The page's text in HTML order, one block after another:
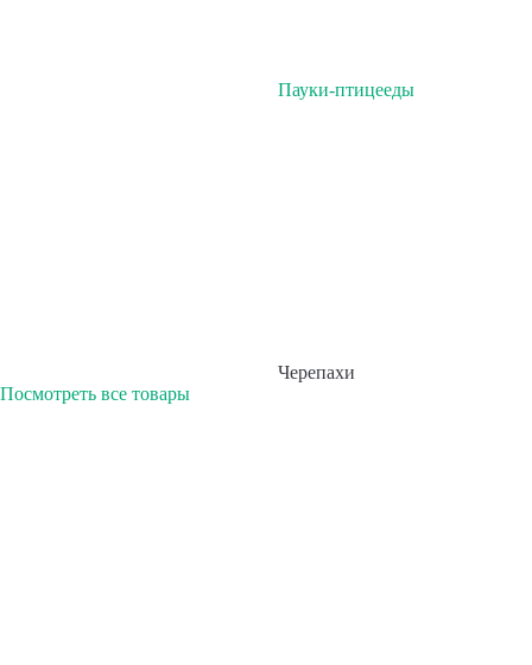
Пауки-птицееды
Черепахи
Посмотреть все товары